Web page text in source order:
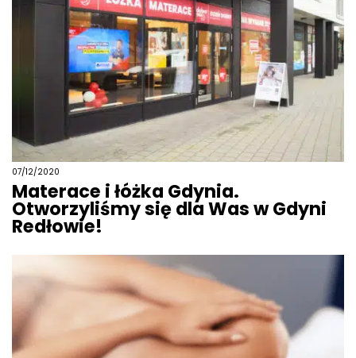
07/12/2020
Materace i łóżka Gdynia.
Otworzyliśmy się dla Was w Gdyni
Redłowie!